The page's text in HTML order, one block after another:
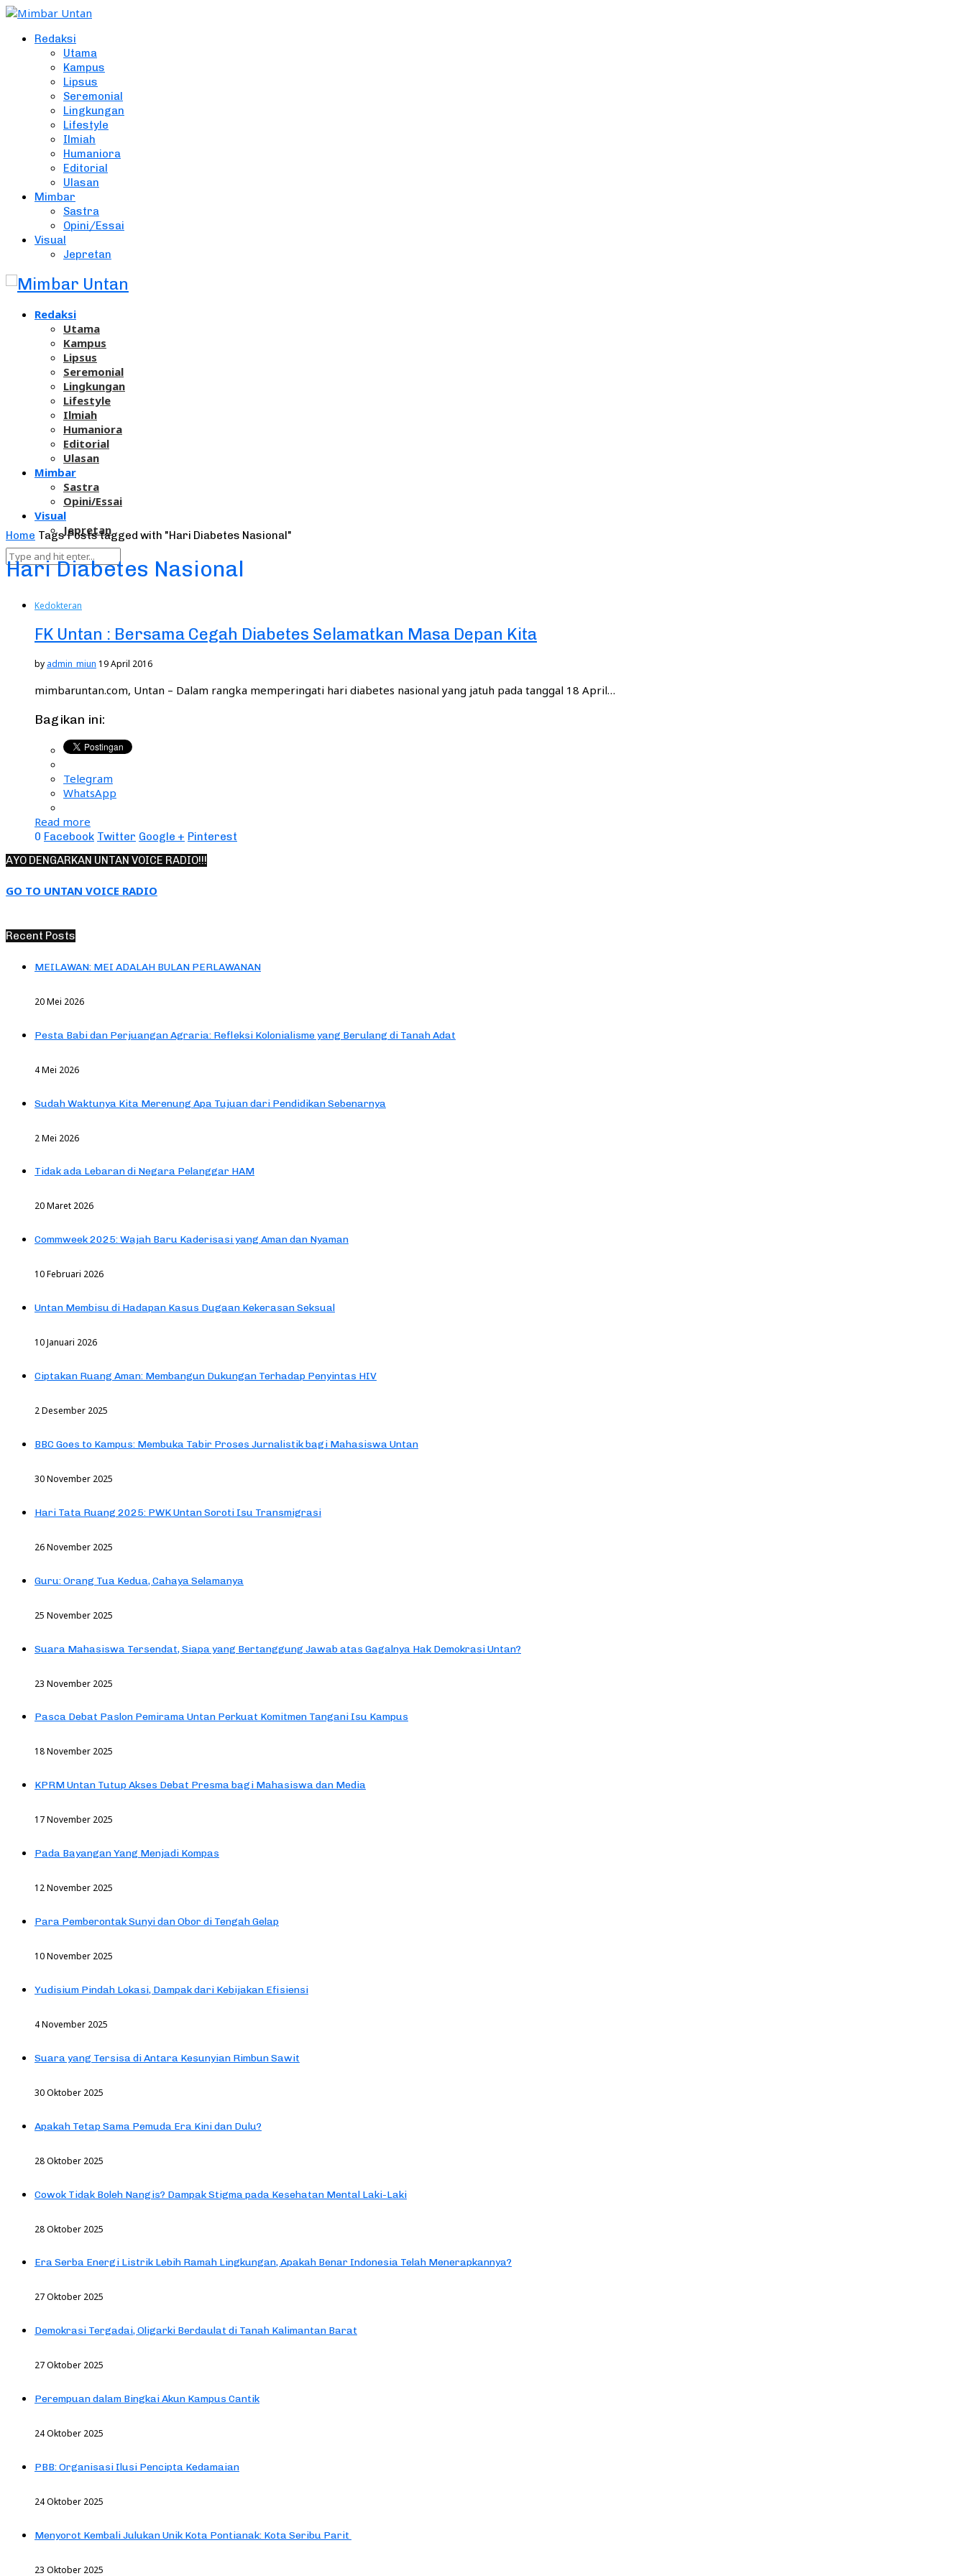
Redaksi
Utama
Kampus
Lipsus
Seremonial
Lingkungan
Lifestyle
Ilmiah
Humaniora
Editorial
Ulasan
Mimbar
Sastra
Opini/Essai
Visual
Jepretan
Redaksi
Utama
Kampus
Lipsus
Seremonial
Lingkungan
Lifestyle
Ilmiah
Humaniora
Editorial
Ulasan
Mimbar
Sastra
Opini/Essai
Visual
Jepretan
Home Tags Posts tagged with "Hari Diabetes Nasional"
Hari Diabetes Nasional
Kedokteran
FK Untan : Bersama Cegah Diabetes Selamatkan Masa Depan Kita
by admin_miun 19 April 2016
mimbaruntan.com, Untan – Dalam rangka memperingati hari diabetes nasional yang jatuh pada tanggal 18 April…
Bagikan ini:
Telegram
WhatsApp
Read more
0 Facebook Twitter Google + Pinterest
AYO DENGARKAN UNTAN VOICE RADIO!!!
GO TO UNTAN VOICE RADIO
Recent Posts
MEILAWAN: MEI ADALAH BULAN PERLAWANAN
20 Mei 2026
Pesta Babi dan Perjuangan Agraria: Refleksi Kolonialisme yang Berulang di Tanah Adat
4 Mei 2026
Sudah Waktunya Kita Merenung Apa Tujuan dari Pendidikan Sebenarnya
2 Mei 2026
Tidak ada Lebaran di Negara Pelanggar HAM
20 Maret 2026
Commweek 2025: Wajah Baru Kaderisasi yang Aman dan Nyaman
10 Februari 2026
Untan Membisu di Hadapan Kasus Dugaan Kekerasan Seksual
10 Januari 2026
Ciptakan Ruang Aman: Membangun Dukungan Terhadap Penyintas HIV
2 Desember 2025
BBC Goes to Kampus: Membuka Tabir Proses Jurnalistik bagi Mahasiswa Untan
30 November 2025
Hari Tata Ruang 2025: PWK Untan Soroti Isu Transmigrasi
26 November 2025
Guru: Orang Tua Kedua, Cahaya Selamanya
25 November 2025
Suara Mahasiswa Tersendat, Siapa yang Bertanggung Jawab atas Gagalnya Hak Demokrasi Untan?
23 November 2025
Pasca Debat Paslon Pemirama Untan Perkuat Komitmen Tangani Isu Kampus
18 November 2025
KPRM Untan Tutup Akses Debat Presma bagi Mahasiswa dan Media
17 November 2025
Pada Bayangan Yang Menjadi Kompas
12 November 2025
Para Pemberontak Sunyi dan Obor di Tengah Gelap
10 November 2025
Yudisium Pindah Lokasi, Dampak dari Kebijakan Efisiensi
4 November 2025
Suara yang Tersisa di Antara Kesunyian Rimbun Sawit
30 Oktober 2025
Apakah Tetap Sama Pemuda Era Kini dan Dulu?
28 Oktober 2025
Cowok Tidak Boleh Nangis? Dampak Stigma pada Kesehatan Mental Laki-Laki
28 Oktober 2025
Era Serba Energi Listrik Lebih Ramah Lingkungan, Apakah Benar Indonesia Telah Menerapkannya?
27 Oktober 2025
Demokrasi Tergadai, Oligarki Berdaulat di Tanah Kalimantan Barat
27 Oktober 2025
Perempuan dalam Bingkai Akun Kampus Cantik
24 Oktober 2025
PBB: Organisasi Ilusi Pencipta Kedamaian
24 Oktober 2025
Menyorot Kembali Julukan Unik Kota Pontianak: Kota Seribu Parit
23 Oktober 2025